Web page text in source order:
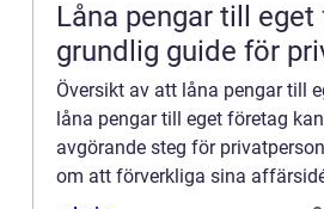
Låna pengar till eget
grundlig guide för
Översikt av att låna pengar till
låna pengar till eget företag
avgörande steg för
om att förverkliga sina